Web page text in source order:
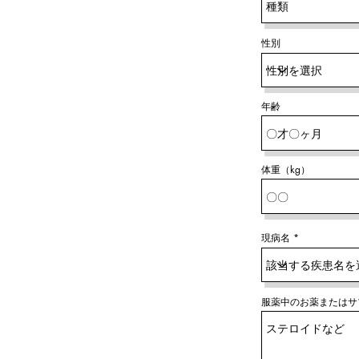
性別
年齢
体重（kg）
現病名
服薬中のお薬または